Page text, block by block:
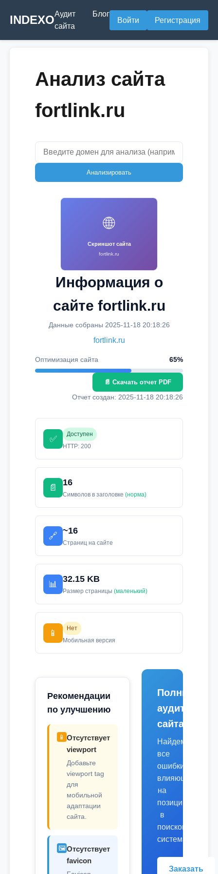
INDEXOАудит
сайта
Блог
Войти Регистрация
Анализ сайта
fortlink.ru
Анализировать
🌐
Скриншот сайта
fortlink.ru
Информация о
сайте fortlink.ru
Данные собраны 2025-11-18 20:18:26
fortlink.ru
Оптимизация сайта 65%
📄 Скачать отчет PDF
Отчет создан: 2025-11-18 20:18:26
✅
Доступен
HTTP: 200
📄
16
Символов в заголовке (норма)
🔗
~16
Страниц на сайте
📊
32.15 KB
Размер страницы (маленький)
📱
Нет
Мобильная версия
Рекомендации
по улучшению
📱 Отсутствует
viewport
Добавьте
viewport tag
для
мобильной
адаптации
сайта.
🖼️Отсутствует
favicon
Полный
аудит
сайта
Найдем
все
ошибки,
влияющие
на
позиции
в
поисковых
системах.
Заказать